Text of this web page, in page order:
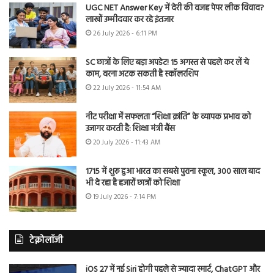
UGC NET Answer Key में देरी की वजह पेपर लीक विवाद?
लाखों उम्मीदवार कर रहे इंतजार
26 July 2026 - 6:11 PM
SC छात्रों के लिए बड़ा अपडेट! 15 अगस्त से पहले कर लें ये
काम, वरना अटक सकती है स्कॉलरशिप
22 July 2026 - 11:54 AM
नीट परीक्षा में सफलता “शिक्षा क्रांति” के व्यापक प्रभाव को
उजागर करती है: शिक्षा मंत्री बैंस
20 July 2026 - 11:43 AM
1715 में शुरू हुआ भारत का सबसे पुराना स्कूल, 300 साल बाद
भी दे रहा है हजारों छात्रों को शिक्षा
19 July 2026 - 7:14 PM
टेक्नोलॉजी
iOS 27 में नई Siri होगी पहले से ज्यादा स्मार्ट, ChatGPT और